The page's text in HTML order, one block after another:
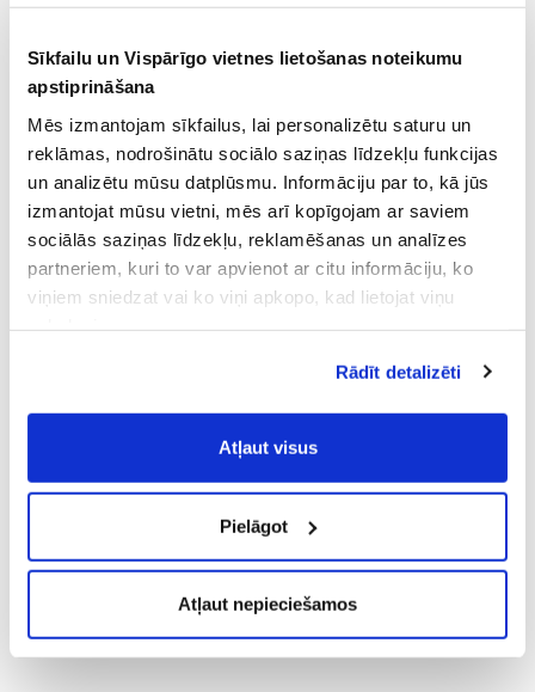
Sīkfailu un Vispārīgo vietnes lietošanas noteikumu
apstiprināšana
Mēs izmantojam sīkfailus, lai personalizētu saturu un
reklāmas, nodrošinātu sociālo saziņas līdzekļu funkcijas
un analizētu mūsu datplūsmu. Informāciju par to, kā jūs
izmantojat mūsu vietni, mēs arī kopīgojam ar saviem
sociālās saziņas līdzekļu, reklamēšanas un analīzes
partneriem, kuri to var apvienot ar citu informāciju, ko
viņiem sniedzat vai ko viņi apkopo, kad lietojat viņu
Vispārīgiem vietnes lietošanas
noteikumiem(saīsināti - VVLN).
Rādīt detalizēti
Atļaut visus
Pielāgot
Atļaut nepieciešamos